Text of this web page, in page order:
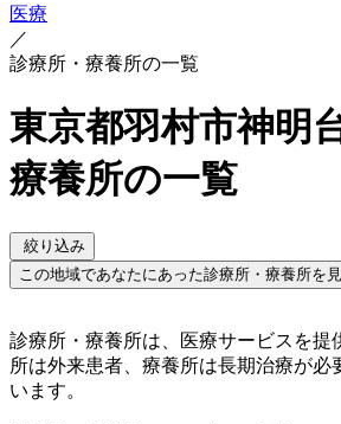
医療
／
診療所・療養所の一覧
東京都羽村市神明
療養所の一覧
絞り込み
この地域であなたにあった診療所・療養所を
診療所・療養所は、医療サービスを提
所は外来患者、療養所は長期治療が必
います。